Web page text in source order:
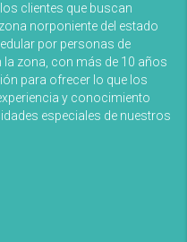
clientes que buscan
norponiente del estado
por personas de
zona, con más de 10 años
para ofrecer lo que los
y conocimiento
especiales de nuestros